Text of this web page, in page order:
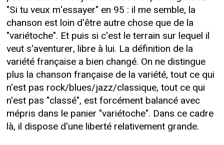
"Si tu veux m'essayer" en 95 : il me semble, la
chanson est loin d'être autre chose que de la
"variétoche". Et puis si c'est le terrain sur lequel il
veut s'aventurer, libre à lui. La définition de la
variété française a bien changé. On ne distingue
plus la chanson française de la variété, tout ce qui
n'est pas rock/blues/jazz/classique, tout ce qui
n'est pas "classé", est forcément balancé avec
mépris dans le panier "variétoche". Dans ce cadre
là, il dispose d'une liberté relativement grande.